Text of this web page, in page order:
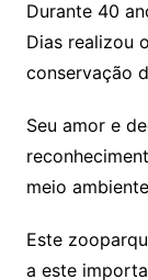
Durante 40
Dias realizou
conservação
Seu amor e
meio
Este
a este